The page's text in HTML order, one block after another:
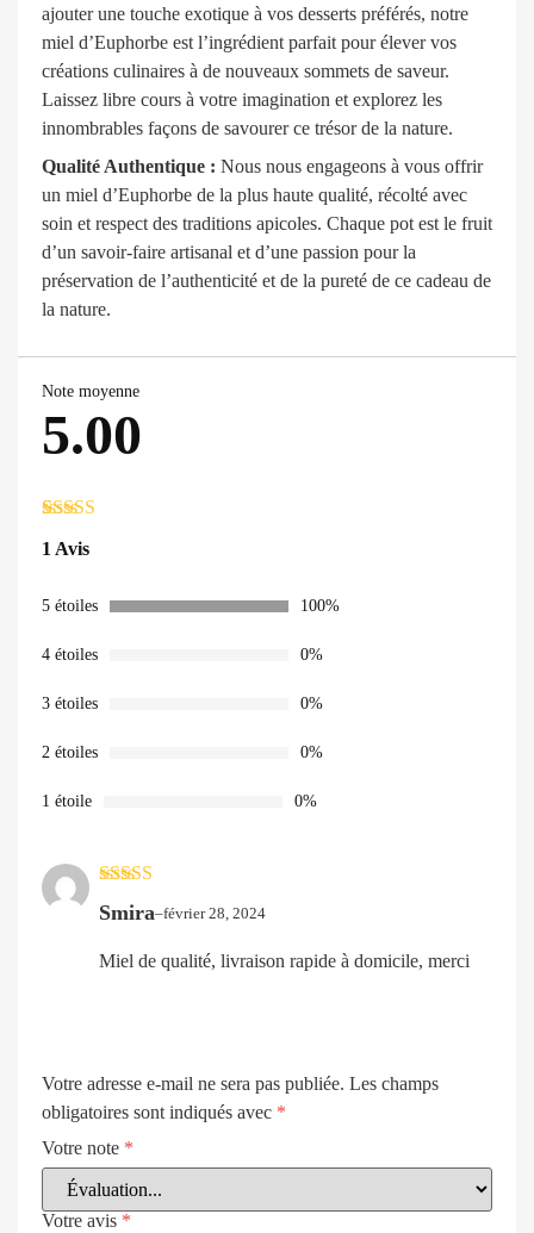
ajouter une touche exotique à vos desserts préférés, notre
miel d’Euphorbe est l’ingrédient parfait pour élever vos
créations culinaires à de nouveaux sommets de saveur.
Laissez libre cours à votre imagination et explorez les
innombrables façons de savourer ce trésor de la nature.
Qualité Authentique : Nous nous engageons à vous offrir
un miel d’Euphorbe de la plus haute qualité, récolté avec
soin et respect des traditions apicoles. Chaque pot est le fruit
d’un savoir-faire artisanal et d’une passion pour la
préservation de l’authenticité et de la pureté de ce cadeau de
la nature.
Note moyenne
5.00
sur 5 basé
1 Avis
5 étoiles 100%
4 étoiles 0%
3 étoiles 0%
2 étoiles 0%
1 étoile 0%
Note
Smira–février 28, 2024
Miel de qualité, livraison rapide à domicile, merci
Votre adresse e-mail ne sera pas publiée. Les champs
obligatoires sont indiqués avec *
Votre note *
Votre avis *